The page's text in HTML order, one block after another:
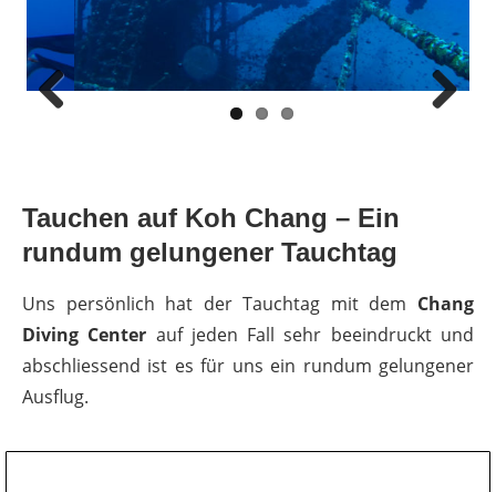
Tauchen auf Koh Chang – Ein
rundum gelungener Tauchtag
Uns persönlich hat der Tauchtag mit dem Chang
Diving Center auf jeden Fall sehr beeindruckt und
abschliessend ist es für uns ein rundum gelungener
Ausflug.